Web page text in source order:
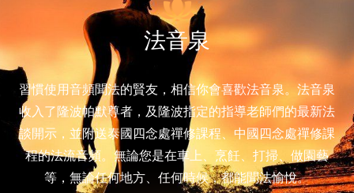
法音泉
習慣使用音頻聞法的賢友，相信你會喜歡法音泉。法音泉
收入了隆波帕默尊者，及隆波指定的指導老師們的最新法
談開示，並附送泰國四念處禪修課程、中國四念處禪修課
程的法流音頻。無論您是在車上、烹飪、打掃、做園藝
等，無論任何地方、任何時候，都能聞法愉悅。